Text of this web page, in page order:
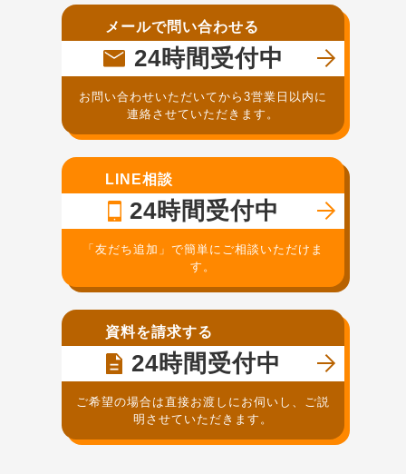
メールで問い合わせる
24時間受付中
お問い合わせいただいてから3営業日以内に
連絡させていただきます。
LINE相談
24時間受付中
「友だち追加」で簡単にご相談いただけま
す。
資料を請求する
24時間受付中
ご希望の場合は直接お渡しにお伺いし、ご説
明させていただきます。